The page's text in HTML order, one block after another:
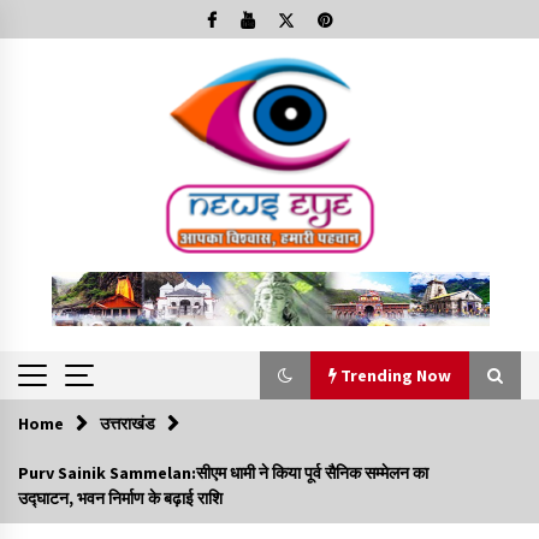
to
Trending Now
Trending Now
Minorities Rights Day : विश्व अल्पसंख्यक अधिकार दिवस
कार्यक्रम में शामिल हुए सीएम,आधुनिक मदरसों का नाम अब्दुल कलाम के नाम
Home उत्तराखंड
Purv Sainik Sammelan:सीएम धामी ने किया पूर्व सैनिक सम्मेलन का
उद्घाटन, भवन निर्माण के बढ़ाई राशि